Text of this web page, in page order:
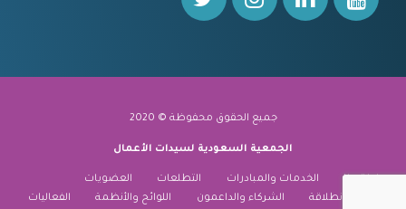
جميع الحقوق محفوظة © 2020
الجمعية السعودية لسيدات الأعمال
نبذة عنا الخدمات والمبادرات التطلعات
العضويات
منارة الانطلاقة
الشركاء والداعمون اللوائح والأنظمة الفعاليات